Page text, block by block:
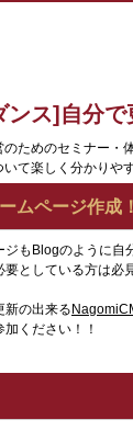
ンス]自分で
ためのセミナー・
て楽しく分かりや
ムページ作成
もBlogのように自
としている方は必
新の出来る
ください！！